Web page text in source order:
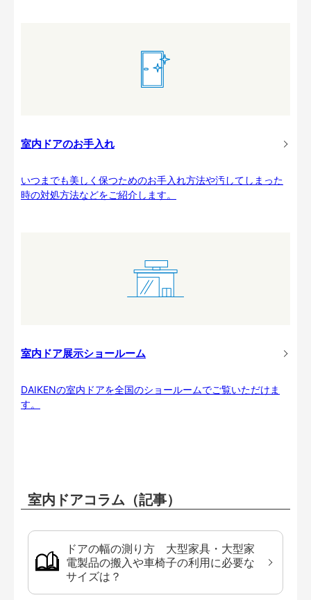
室内ドアのお手入れ
いつまでも美しく保つためのお手入れ方法や汚してしまった
時の対処方法などをご紹介します。
室内ドア展示ショールーム
DAIKENの室内ドアを全国のショールームでご覧いただけま
す。
室内ドアコラム（記事）
ドアの幅の測り方 大型家具・大型家
電製品の搬入や車椅子の利用に必要な
サイズは？